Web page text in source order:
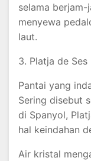
selama
menyewa
laut.
3. Platja de
Pantai yang
Sering disebut
di Spanyol,
hal keindahan
Air kristal